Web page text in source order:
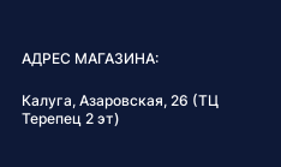
АДРЕС МАГАЗИНА:
Калуга, Азаровская, 26 (ТЦ
Терепец 2 эт)